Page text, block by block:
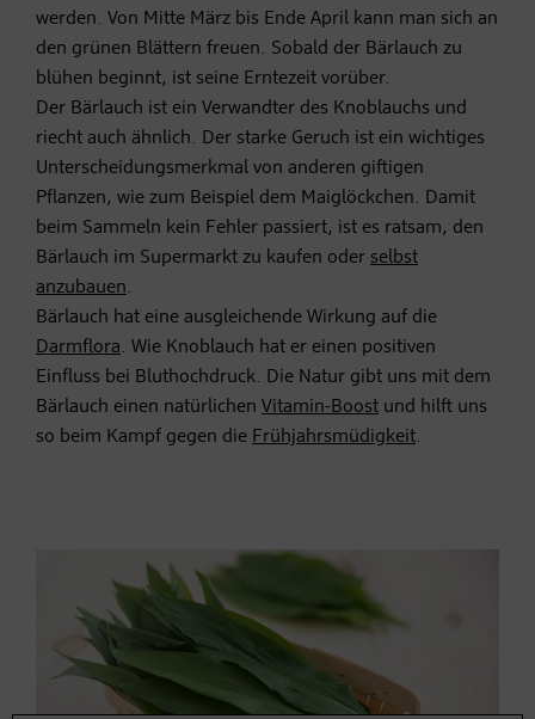
werden. Von Mitte März bis Ende April kann man sich an
den grünen Blättern freuen. Sobald der Bärlauch zu
blühen beginnt, ist seine Erntezeit vorüber.
Der Bärlauch ist ein Verwandter des Knoblauchs und
riecht auch ähnlich. Der starke Geruch ist ein wichtiges
Unterscheidungsmerkmal von anderen giftigen
Pflanzen, wie zum Beispiel dem Maiglöckchen. Damit
beim Sammeln kein Fehler passiert, ist es ratsam, den
Bärlauch im Supermarkt zu kaufen oder selbst
anzubauen.
Bärlauch hat eine ausgleichende Wirkung auf die
Darmflora. Wie Knoblauch hat er einen positiven
Einfluss bei Bluthochdruck. Die Natur gibt uns mit dem
Bärlauch einen natürlichen Vitamin-Boost und hilft uns
so beim Kampf gegen die Frühjahrsmüdigkeit.